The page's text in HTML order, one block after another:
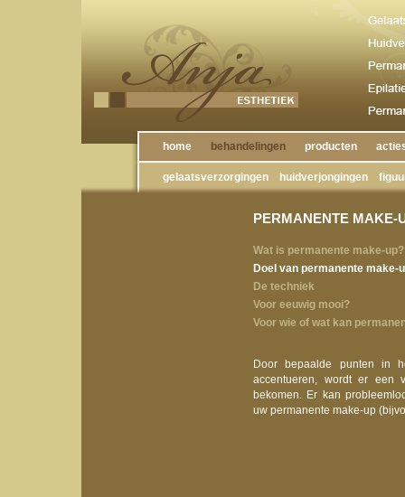
home behandelingen producten
gelaatsverzorgingen huidverjongingen
PERMANENTE MAKE-
Wat is permanente make-up?
Doel van permanente make-
De techniek
Voor eeuwig mooi?
Voor wie of wat kan
Door bepaalde punten in
accentueren, wordt er een
bekomen. Er kan
uw permanente make-up